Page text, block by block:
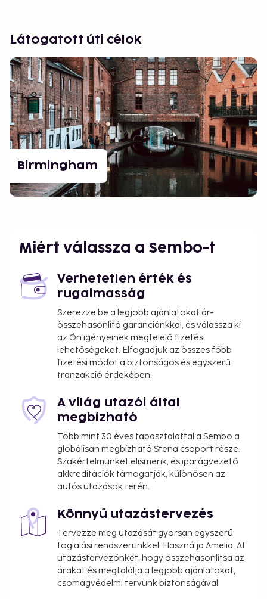
Látogatott úti célok
Birmingham
Miért válassza a Sembo-t
Verhetetlen érték és
rugalmasság
Szerezze be a legjobb ajánlatokat ár-
összehasonlító garanciánkkal, és válassza ki
az Ön igényeinek megfelelő fizetési
lehetőségeket. Elfogadjuk az összes főbb
fizetési módot a biztonságos és egyszerű
tranzakció érdekében.
A világ utazói által
megbízható
Több mint 30 éves tapasztalattal a Sembo a
globálisan megbízható Stena csoport része.
Szakértelmünket elismerik, és iparágvezető
akkreditációk támogatják, különösen az
autós utazások terén.
Könnyű utazástervezés
Tervezze meg utazását gyorsan egyszerű
foglalási rendszerünkkel. Használja Amelia, AI
utazástervezőnket, hogy összehasonlítsa az
árakat és megtalálja a legjobb ajánlatokat,
csomagvédelmi tervünk biztonságával.